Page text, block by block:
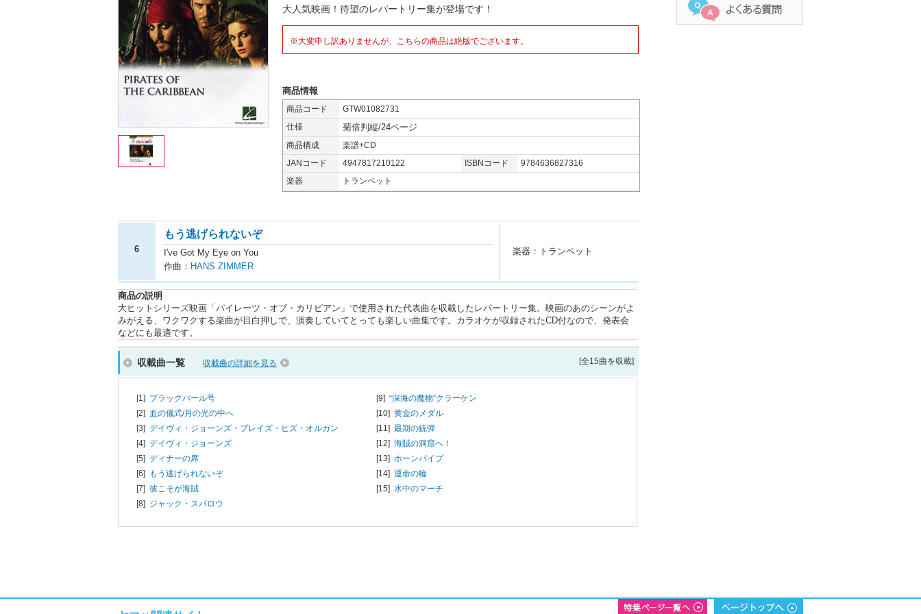
大人気映画！待望のレパートリー集が登場です！
※大変申し訳ありませんが、こちらの商品は絶版でございます。
商品情報
商品コード
GTW01082731
仕様
菊倍判縦/24ページ
商品構成
楽譜+CD
JANコード
4947817210122 ISBNコード
9784636827316
楽器
トランペット
6
もう逃げられないぞ
I've Got My Eye on You
作曲： HANS ZIMMER
楽器：トランペット
商品の説明
大ヒットシリーズ映画「パイレーツ・オブ・カリビアン」で使用された代表曲を収載したレパートリー集。映画のあのシーンがよ
みがえる、ワクワクする楽曲が目白押しで、演奏していてとっても楽しい曲集です。カラオケが収録されたCD付なので、発表会
などにも最適です。
収載曲一覧 収載曲の詳細を見る [全15曲を収載]
[1] ブラックパール号
[2] 血の儀式/月の光の中へ
[3] デイヴィ・ジョーンズ・プレイズ・ヒズ・オルガン
[4] デイヴィ・ジョーンズ
[5] ディナーの席
[6] もう逃げられないぞ
[7] 彼こそが海賊
[8] ジャック・スパロウ
[9] “深海の魔物”クラーケン
[10] 黄金のメダル
[11] 最期の銃弾
[12] 海賊の洞窟へ！
[13] ホーンパイプ
[14] 運命の輪
[15] 水中のマーチ